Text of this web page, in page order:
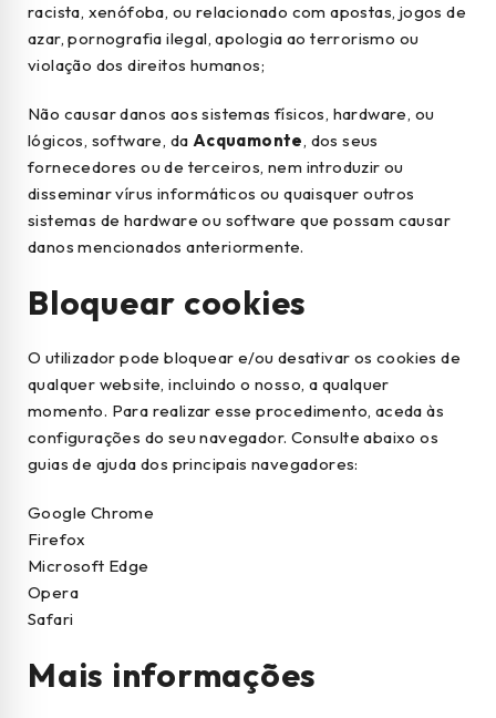
racista, xenófoba, ou relacionado com apostas, jogos de
azar, pornografia ilegal, apologia ao terrorismo ou
violação dos direitos humanos;
Não causar danos aos sistemas físicos, hardware, ou
lógicos, software, da Acquamonte, dos seus
fornecedores ou de terceiros, nem introduzir ou
disseminar vírus informáticos ou quaisquer outros
sistemas de hardware ou software que possam causar
danos mencionados anteriormente.
Bloquear cookies
O utilizador pode bloquear e/ou desativar os cookies de
qualquer website, incluindo o nosso, a qualquer
momento. Para realizar esse procedimento, aceda às
configurações do seu navegador. Consulte abaixo os
guias de ajuda dos principais navegadores:
Google Chrome
Firefox
Microsoft Edge
Opera
Safari
Mais informações